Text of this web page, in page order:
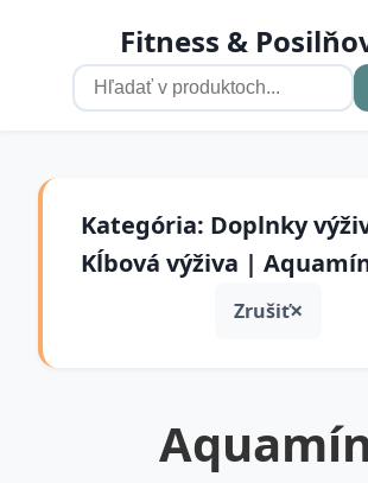
Fitness &
Kategória: Doplnky
Kĺbová výživa |
Zrušiť